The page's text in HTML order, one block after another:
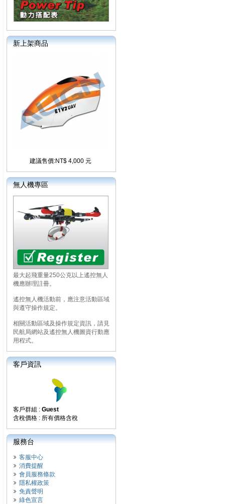
新上架商品
建議售價:NT$ 4,000 元
無人機專區
最大起飛重量250公克以上遙控無人
機應辦理註冊。
遙控無人機活動前，應注意活動區域
與遵守操作規定。
相關活動區域及操作規定資訊，請見
民航局網站及遙控無人機圖資行動應
用程式。
客戶資訊
客戶群組 : Guest
含稅價格 : 所有價格含稅
服務台
客服中心
消費提醒
會員服務條款
隱私權政策
免責聲明
綠色宣言